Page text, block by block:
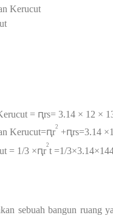
Kerucut
= ԥrs= 3.14 × 12 ×
Kerucut=ԥr
2
+ԥrs=3.14
= 1/3 ×ԥr
2
t =1/3
sebuah bangun ruang